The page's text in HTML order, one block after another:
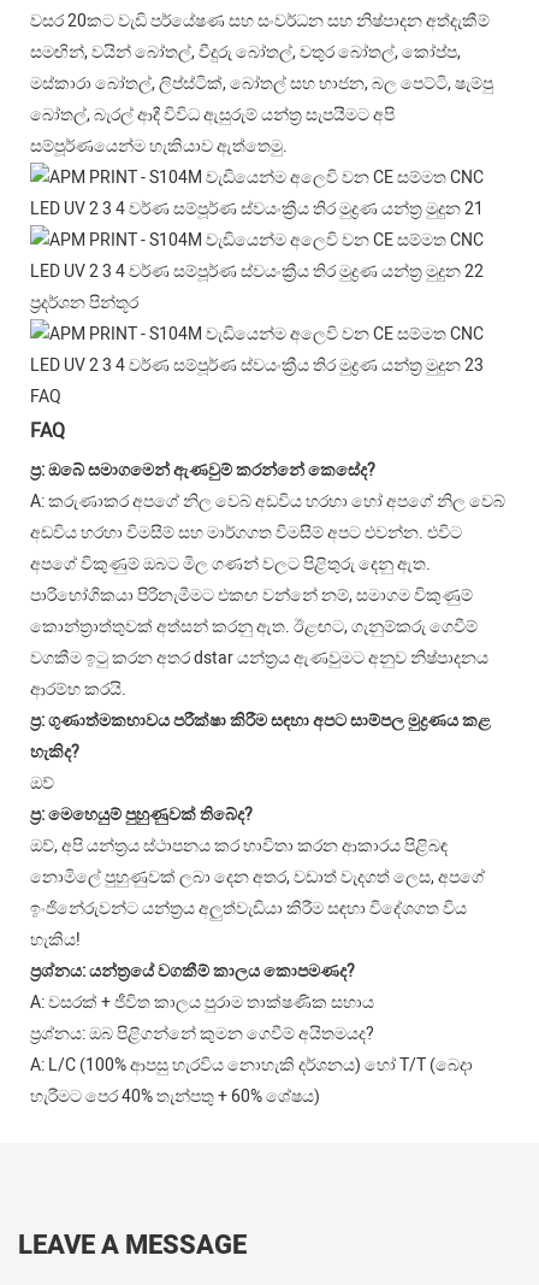
වසර 20කට වැඩි පර්යේෂණ සහ සංවර්ධන සහ නිෂ්පාදන අත්දැකීම්
සමඟින්, වයින් බෝතල්, වීදුරු බෝතල්, වතුර බෝතල්, කෝප්ප,
මස්කාරා බෝතල්, ලිප්ස්ටික්, බෝතල් සහ භාජන, බල පෙට්ටි, ෂැම්පු
බෝතල්, බැරල් ආදී විවිධ ඇසුරුම් යන්ත්‍ර සැපයීමට අපි
සම්පූර්ණයෙන්ම හැකියාව ඇත්තෙමු.
ප්‍රදර්ශන පින්තූර
FAQ
FAQ
ප්‍ර: ඔබේ සමාගමෙන් ඇණවුම් කරන්නේ කෙසේද?
A: කරුණාකර අපගේ නිල වෙබ් අඩවිය හරහා හෝ අපගේ නිල වෙබ්
අඩවිය හරහා විමසීම් සහ මාර්ගගත විමසීම් අපට එවන්න. එවිට
අපගේ විකුණුම් ඔබට මිල ගණන් වලට පිළිතුරු දෙනු ඇත.
පාරිභෝගිකයා පිරිනැමීමට එකඟ වන්නේ නම්, සමාගම විකුණුම්
කොන්ත්‍රාත්තුවක් අත්සන් කරනු ඇත. ඊළඟට, ගැනුම්කරු ගෙවීම්
වගකීම ඉටු කරන අතර dstar යන්ත්‍රය ඇණවුමට අනුව නිෂ්පාදනය
ආරම්භ කරයි.
ප්‍ර: ගුණාත්මකභාවය පරීක්ෂා කිරීම සඳහා අපට සාම්පල මුද්‍රණය කළ
හැකිද?
ඔව්
ප්‍ර: මෙහෙයුම් පුහුණුවක් තිබේද?
ඔව්, අපි යන්ත්‍රය ස්ථාපනය කර භාවිතා කරන ආකාරය පිළිබඳ
නොමිලේ පුහුණුවක් ලබා දෙන අතර, වඩාත් වැදගත් ලෙස, අපගේ
ඉංජිනේරුවන්ට යන්ත්‍රය අලුත්වැඩියා කිරීම සඳහා විදේශගත විය
හැකිය!
ප්‍රශ්නය: යන්ත්‍රයේ වගකීම් කාලය කොපමණද?
A: වසරක් + ජීවිත කාලය පුරාම තාක්ෂණික සහාය
ප්‍රශ්නය: ඔබ පිළිගන්නේ කුමන ගෙවීම් අයිතමයද?
A: L/C (100% ආපසු හැරවිය නොහැකි දර්ශනය) හෝ T/T (බෙදා
හැරීමට පෙර 40% තැන්පතු + 60% ශේෂය)
LEAVE A MESSAGE